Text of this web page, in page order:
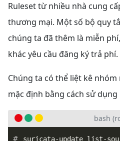
Ruleset từ nhiều nhà cung
thương mại. Một số bộ quy
chúng ta đã thêm là miễn
khác yêu cầu đăng ký trả phí.
Chúng ta có thể liệt kê nhóm
mặc định bằng cách sử dụng
bash